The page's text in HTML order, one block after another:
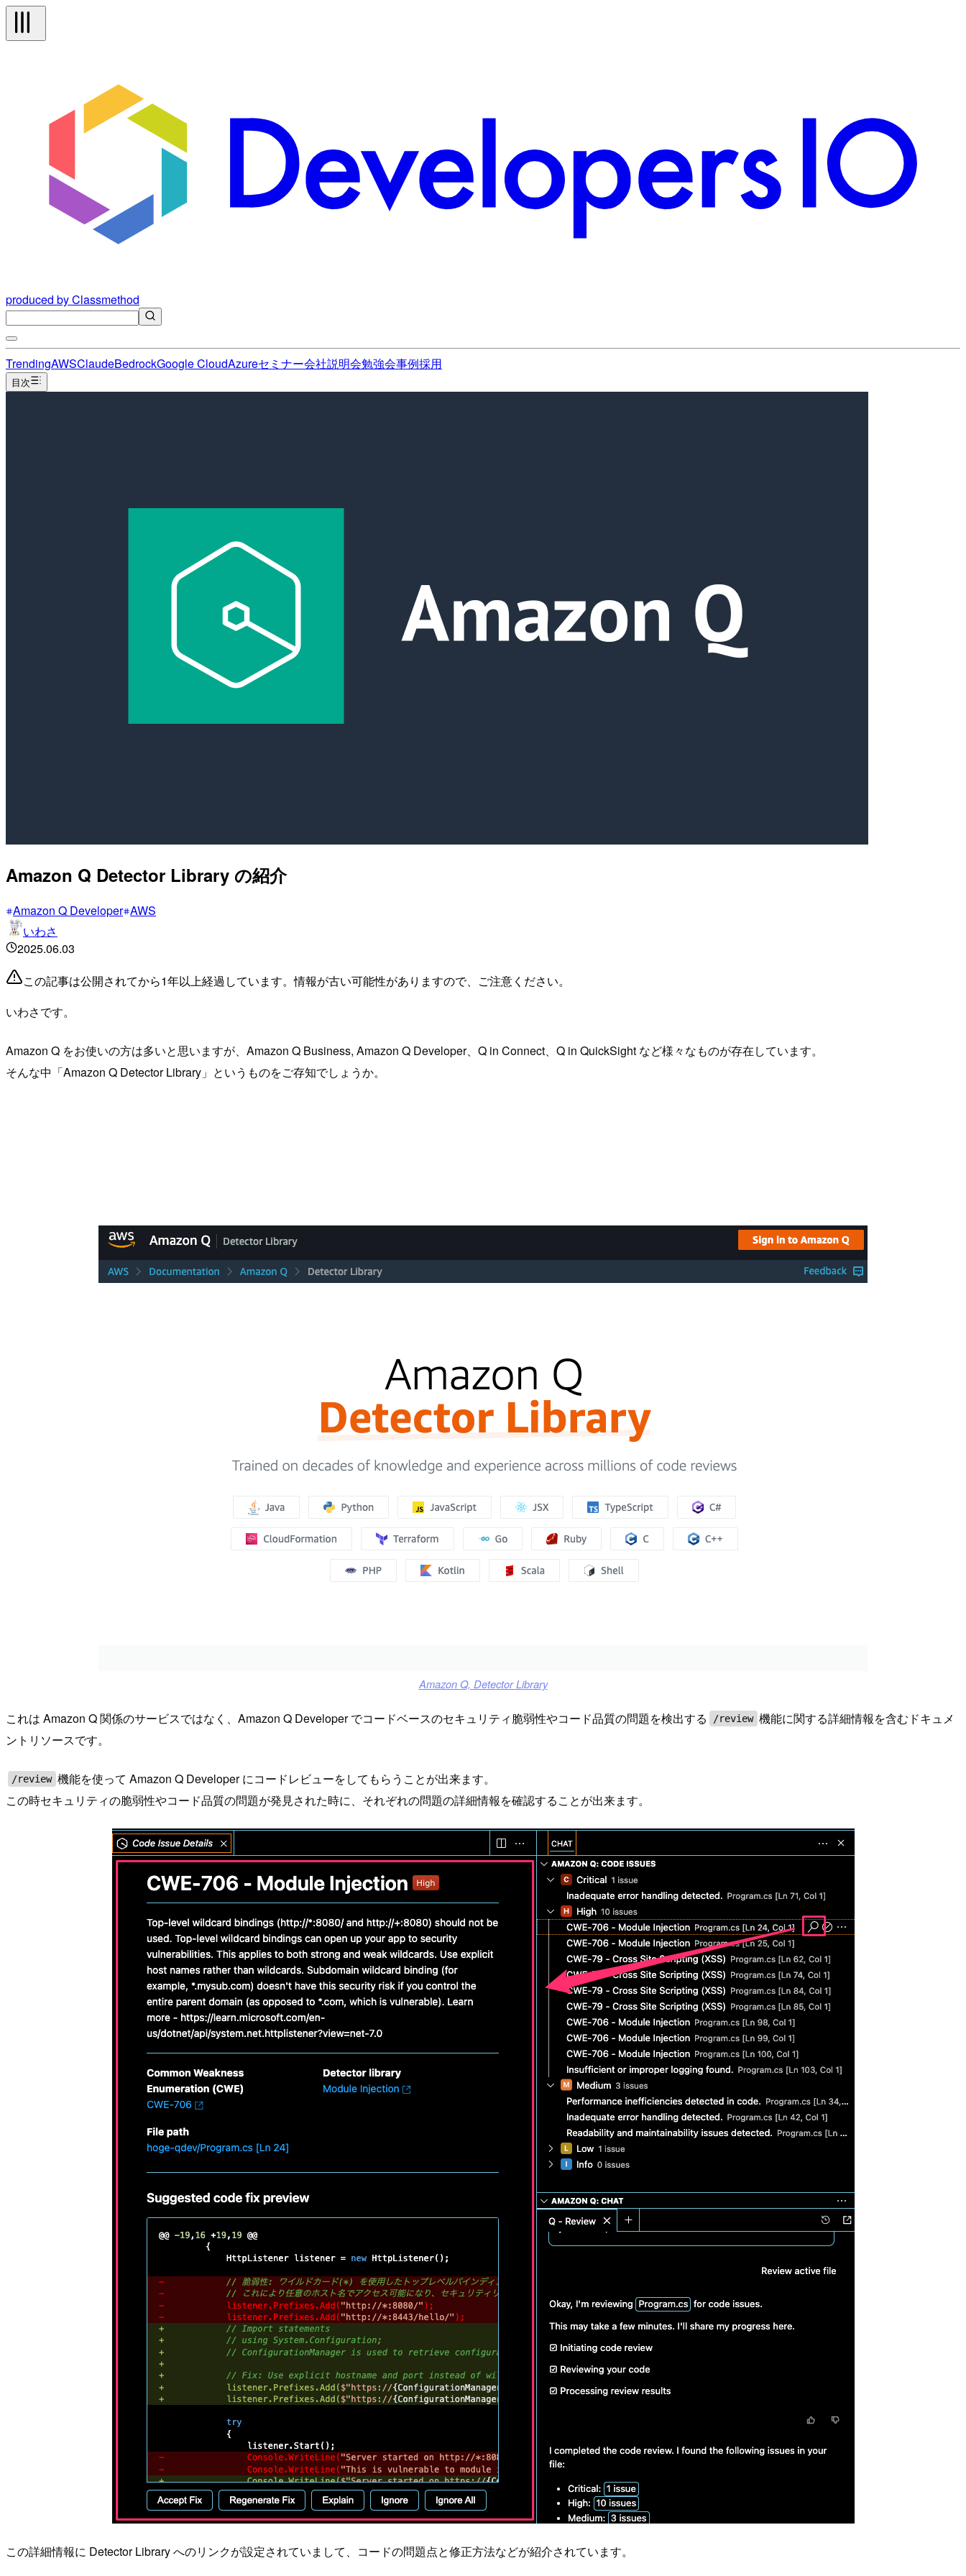
produced by Classmethod
TrendingAWSClaudeBedrockGoogle CloudAzureセミナー会社説明会勉強会事例採用
目次
Amazon Q Detector Library の紹介
Amazon Q Developer AWS
いわさ
2025.06.03
この記事は公開されてから1年以上経過しています。情報が古い可能性がありますので、ご注意ください。
いわさです。
Amazon Q をお使いの方は多いと思いますが、Amazon Q Business, Amazon Q Developer、Q in Connect、Q in QuickSight など様々なものが存在しています。
そんな中「Amazon Q Detector Library」というものをご存知でしょうか。
Amazon Q, Detector Library
これは Amazon Q 関係のサービスではなく、Amazon Q Developer でコードベースのセキュリティ脆弱性やコード品質の問題を検出する /review 機能に関する詳細情報を含むドキュメ
ントリソースです。
/review 機能を使って Amazon Q Developer にコードレビューをしてもらうことが出来ます。
この時セキュリティの脆弱性やコード品質の問題が発見された時に、それぞれの問題の詳細情報を確認することが出来ます。
この詳細情報に Detector Library へのリンクが設定されていまして、コードの問題点と修正方法などが紹介されています。